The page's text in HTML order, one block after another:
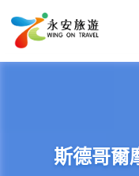
斯德哥爾